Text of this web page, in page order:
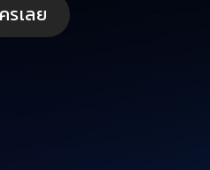
รเลย